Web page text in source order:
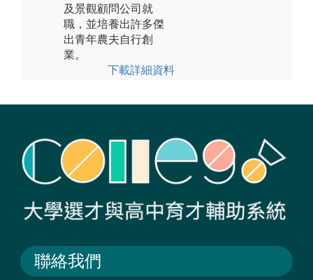
及景觀顧問公司就
職，並培養出許多傑
出青年農夫自行創
業。
下載詳細資料
聯絡我們